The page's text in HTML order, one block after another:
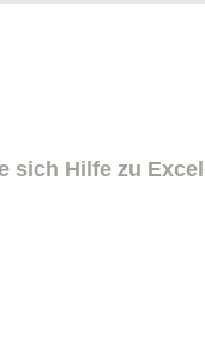
sich Hilfe zu